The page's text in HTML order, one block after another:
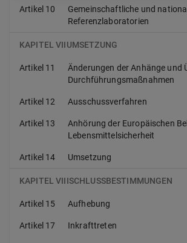
Artikel 10
Gemeinschaftliche und
Referenzlaboratorien
KAPITEL VIIUMSETZUNG
Artikel 11
Änderungen der Anhänge und
Durchführungsmaßnahmen
Artikel 12 Ausschussverfahren
Artikel 13
Anhörung der Europäischen
Lebensmittelsicherheit
Artikel 14 Umsetzung
KAPITEL VIIISCHLUSSBESTIMMUNGEN
Artikel 15 Aufhebung
Artikel 17 Inkrafttreten